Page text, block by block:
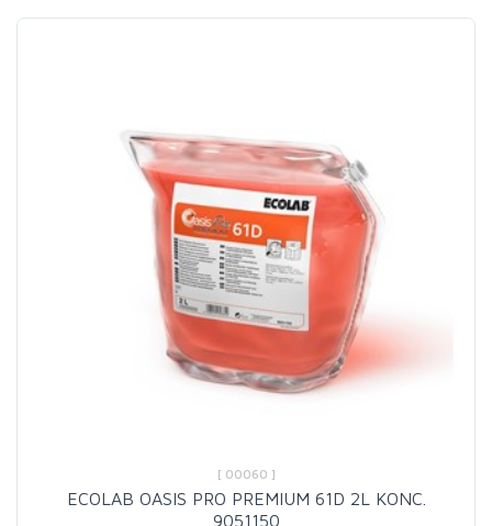
[ 00060 ]
ECOLAB OASIS PRO PREMIUM 61D 2L KONC.
9051150